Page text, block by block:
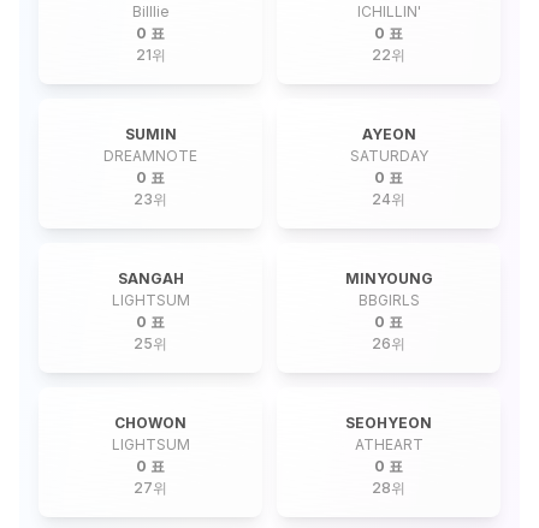
Billlie
0 표
21위
ICHILLIN'
0 표
22위
SUMIN
DREAMNOTE
0 표
23위
AYEON
SATURDAY
0 표
24위
SANGAH
LIGHTSUM
0 표
25위
MINYOUNG
BBGIRLS
0 표
26위
CHOWON
LIGHTSUM
0 표
27위
SEOHYEON
ATHEART
0 표
28위